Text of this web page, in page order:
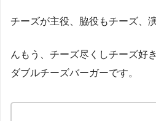
チーズが主役、脇役もチーズ、
んもう、チーズ尽くしチーズ好
ダブルチーズバーガーです。